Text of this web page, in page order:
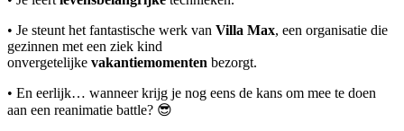
• Je steunt het fantastische werk van Villa Max, een organisatie die
gezinnen met een ziek kind
onvergetelijke vakantiemomenten bezorgt.
• En eerlijk… wanneer krijg je nog eens de kans om mee te doen
aan een reanimatie battle? 😎